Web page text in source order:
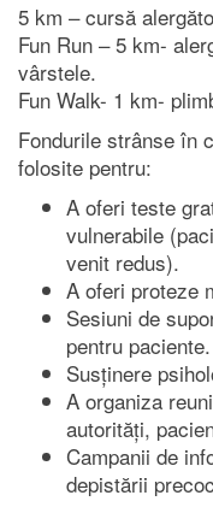
5 km – cursă
Fun Run – 5 km-
vârstele.
Fun Walk- 1 km-
Fondurile strânse în
folosite pentru:
A oferi teste
vulnerabile
venit redus).
A oferi proteze
Sesiuni de
pentru paciente.
Susținere
A organiza
autorități,
Campanii de
depistării